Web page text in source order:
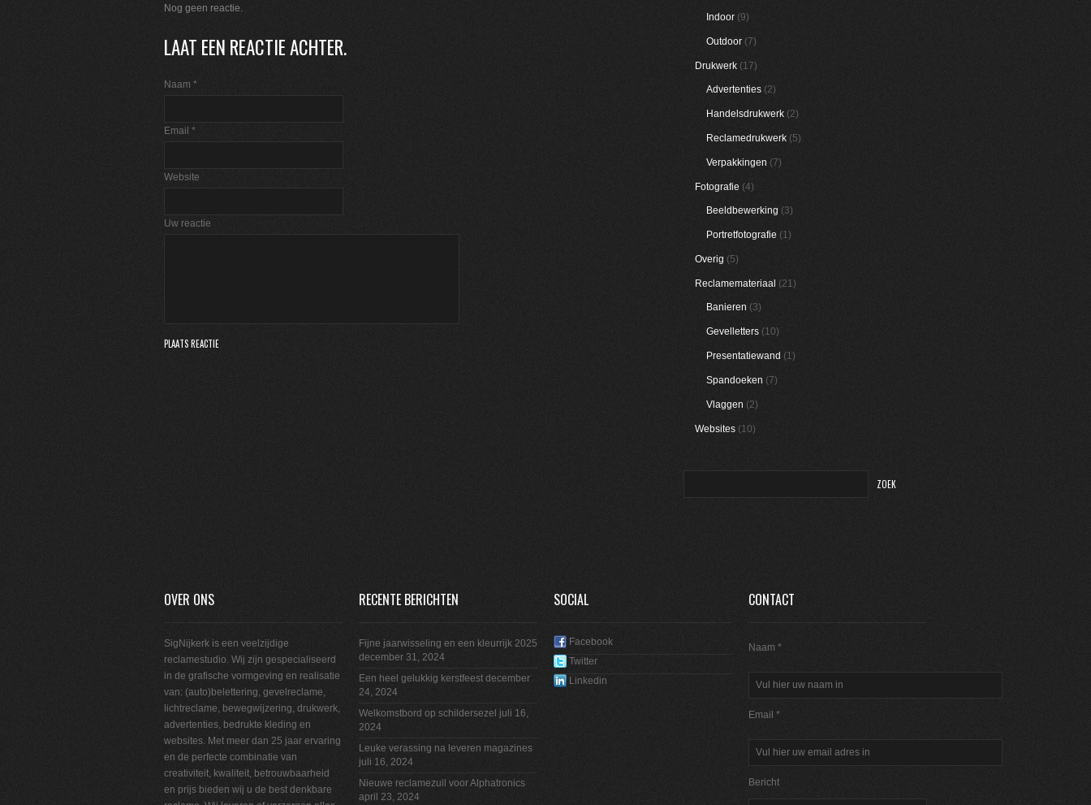
Nog geen reactie.
LAAT EEN REACTIE ACHTER.
Naam *
Email *
Website
Uw reactie
Indoor (9)
Outdoor (7)
Drukwerk (17)
Advertenties (2)
Handelsdrukwerk (2)
Reclamedrukwerk (5)
Verpakkingen (7)
Fotografie (4)
Beeldbewerking (3)
Portretfotografie (1)
Overig (5)
Reclamemateriaal (21)
Banieren (3)
Gevelletters (10)
Presentatiewand (1)
Spandoeken (7)
Vlaggen (2)
Websites (10)
OVER ONS
SigNijkerk is een veelzijdige
reclamestudio. Wij zijn gespecialiseerd
in de grafische vormgeving en realisatie
van: (auto)belettering, gevelreclame,
lichtreclame, bewegwijzering, drukwerk,
advertenties, bedrukte kleding en
websites. Met meer dan 25 jaar ervaring
en de perfecte combinatie van
creativiteit, kwaliteit, betrouwbaarheid
en prijs bieden wij u de best denkbare
RECENTE BERICHTEN
Fijne jaarwisseling en een kleurrijk 2025
december 31, 2024
Een heel gelukkig kerstfeest december
24, 2024
Welkomstbord op schildersezel juli 16,
2024
Leuke verassing na leveren magazines
juli 16, 2024
Nieuwe reclamezuil voor Alphatronics
april 23, 2024
SOCIAL
Facebook
Twitter
Linkedin
CONTACT
Naam *
Email *
Bericht